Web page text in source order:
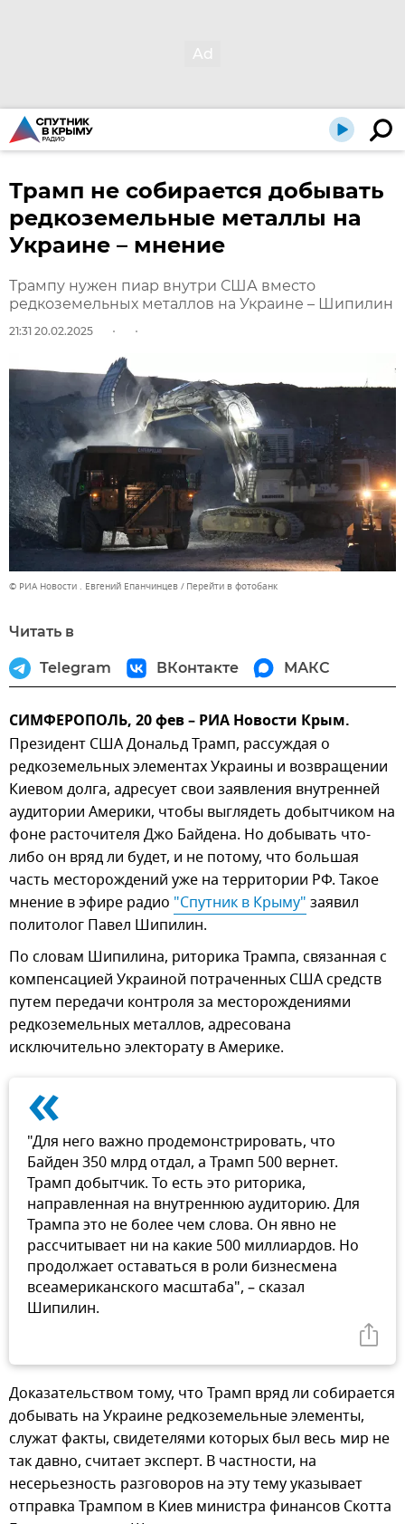
Трамп не собирается добывать
редкоземельные металлы на
Украине – мнение
Трампу нужен пиар внутри США вместо
редкоземельных металлов на Украине – Шипилин
21:31 20.02.2025
© РИА Новости . Евгений Епанчинцев Перейти в фотобанк
Читать в
Telegram ВКонтакте МАКС
СИМФЕРОПОЛЬ, 20 фев – РИА Новости Крым.
Президент США Дональд Трамп, рассуждая о
редкоземельных элементах Украины и возвращении
Киевом долга, адресует свои заявления внутренней
аудитории Америки, чтобы выглядеть добытчиком на
фоне расточителя Джо Байдена. Но добывать что-
либо он вряд ли будет, и не потому, что большая
часть месторождений уже на территории РФ. Такое
мнение в эфире радио "Спутник в Крыму" заявил
политолог Павел Шипилин.
По словам Шипилина, риторика Трампа, связанная с
компенсацией Украиной потраченных США средств
путем передачи контроля за месторождениями
редкоземельных металлов, адресована
исключительно электорату в Америке.
«
"Для него важно продемонстрировать, что
Байден 350 млрд отдал, а Трамп 500 вернет.
Трамп добытчик. То есть это риторика,
направленная на внутреннюю аудиторию. Для
Трампа это не более чем слова. Он явно не
рассчитывает ни на какие 500 миллиардов. Но
продолжает оставаться в роли бизнесмена
всеамериканского масштаба", – сказал
Шипилин.
Доказательством тому, что Трамп вряд ли собирается
добывать на Украине редкоземельные элементы,
служат факты, свидетелями которых был весь мир не
так давно, считает эксперт. В частности, на
несерьезность разговоров на эту тему указывает
отправка Трампом в Киев министра финансов Скотта